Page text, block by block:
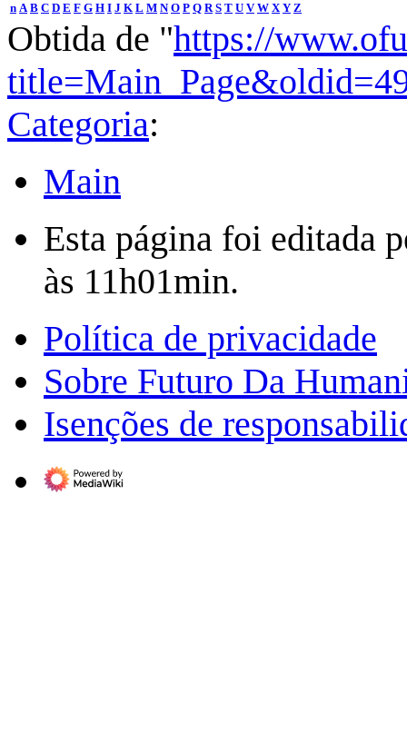
n A B C D E F G H I J K L M N O P Q R S T U V W X Y Z
Obtida de "https://
Categoria:
Main
Esta página foi editada
às 11h01min.
Política de privacidade
Sobre Futuro Da
Isenções de